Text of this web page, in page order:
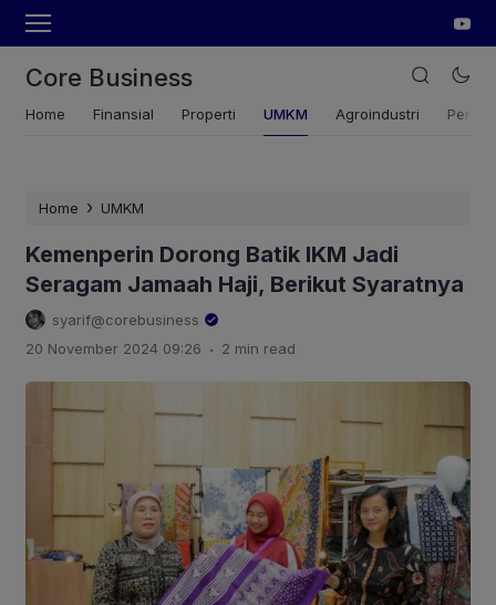
Core Business
Home Finansial Properti UMKM Agroindustri
Home › UMKM
Kemenperin Dorong Batik IKM Jadi
Seragam Jamaah Haji, Berikut Syaratnya
syarif@corebusiness
20 November 2024 09:26 . 2 min read